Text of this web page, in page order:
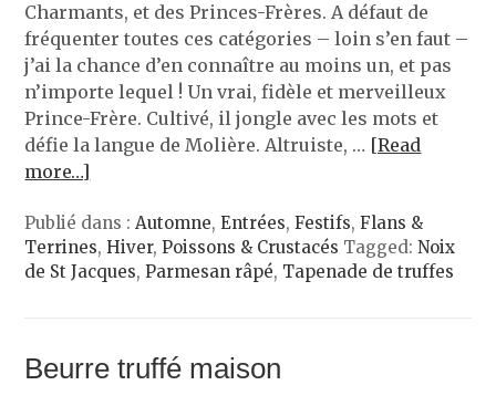
Charmants, et des Princes-Frères. A défaut de
fréquenter toutes ces catégories – loin s’en faut –
j’ai la chance d’en connaître au moins un, et pas
n’importe lequel ! Un vrai, fidèle et merveilleux
Prince-Frère. Cultivé, il jongle avec les mots et
défie la langue de Molière. Altruiste, … [Read
more…]
Publié dans :Automne,Entrées,Festifs,Flans &
Terrines,Hiver,Poissons & Crustacés Tagged:Noix
de St Jacques,Parmesan râpé, Tapenade de truffes
Beurre truffé maison